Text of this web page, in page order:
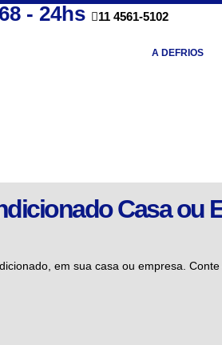
- 24hs 11 4561-5102
A DEFRIOS
Casa ou
em sua casa ou empresa.